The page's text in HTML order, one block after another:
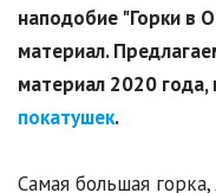
наподобие "Горки в
материал.
материал 2020 года,
покатушек.
Самая большая